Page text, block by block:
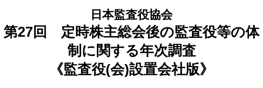
日本監査役協会
第27回 定時株主総会後の監査役等の体
制に関する年次調査
《監査役(会)設置会社版》